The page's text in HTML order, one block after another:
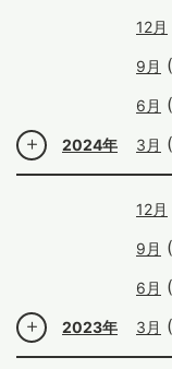
2024年
12月
9月
6月
3月
2023年
12月
9月
6月
3月